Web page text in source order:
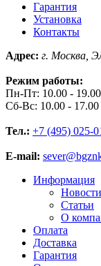
Гарантия
Установка
Контакты
Адрес: г.
Режим работы:
Пн-Пт: 10.00 - 19.00
Сб-Вс: 10.00 - 17.00
Тел.: +7 (495) 025-
E-mail:
Информация
Новости
Статьи
О
Оплата
Доставка
Гарантия